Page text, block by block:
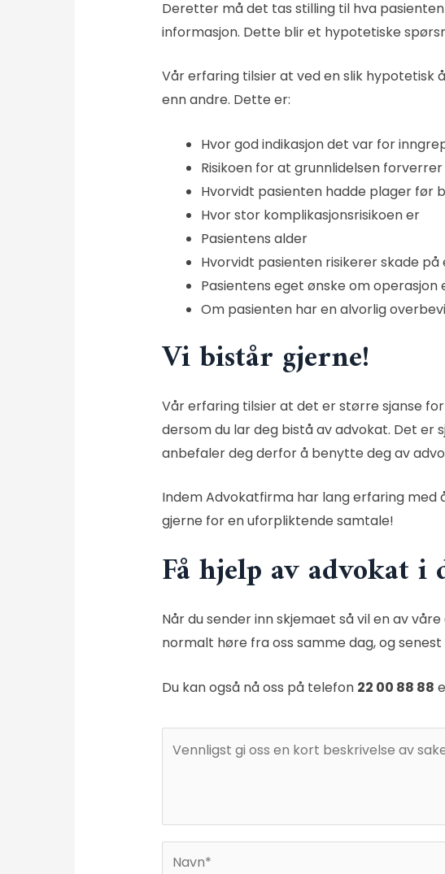
Deretter må det tas stilling til hva
informasjon. Dette blir et hypotetiske
Vår erfaring tilsier at ved en slik
enn andre. Dette er:
Hvor god indikasjon det var for
Risikoen for at grunnlidelsen
Hvorvidt pasienten hadde plager før
Hvor stor komplikasjonsrisikoen er
Pasientens alder
Hvorvidt pasienten risikerer skade
Pasientens eget ønske om operasjon
Om pasienten har en alvorlig
Vi bistår gjerne!
Vår erfaring tilsier at det er større sjanse
dersom du lar deg bistå av advokat. Det
anbefaler deg derfor å benytte deg av
Indem Advokatfirmahar lang erfaring med
gjerne for en uforpliktende samtale!
Få hjelp av advokat i
Når du sender inn skjemaet så vil en av
normalt høre fra oss samme dag, og senest
Du kan også nå oss på telefon 22 00 88 88